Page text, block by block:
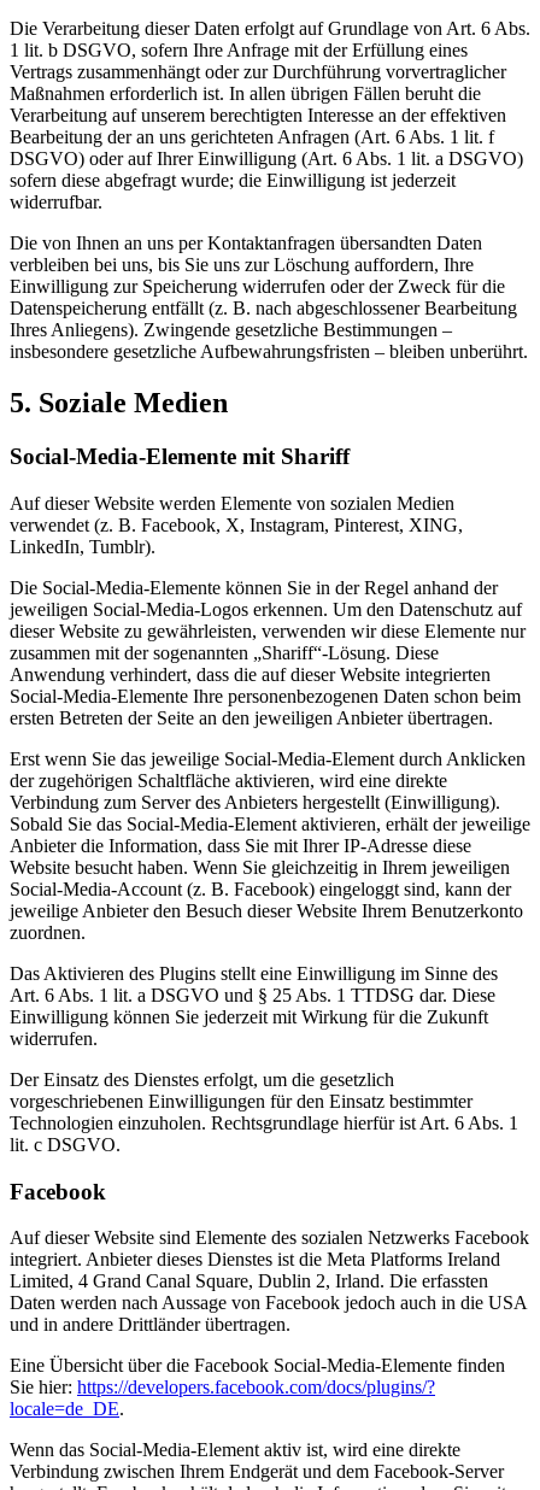
Die Verarbeitung dieser Daten erfolgt auf Grundlage von Art. 6 Abs.
1 lit. b DSGVO, sofern Ihre Anfrage mit der Erfüllung eines
Vertrags zusammenhängt oder zur Durchführung vorvertraglicher
Maßnahmen erforderlich ist. In allen übrigen Fällen beruht die
Verarbeitung auf unserem berechtigten Interesse an der effektiven
Bearbeitung der an uns gerichteten Anfragen (Art. 6 Abs. 1 lit. f
DSGVO) oder auf Ihrer Einwilligung (Art. 6 Abs. 1 lit. a DSGVO)
sofern diese abgefragt wurde; die Einwilligung ist jederzeit
widerrufbar.
Die von Ihnen an uns per Kontaktanfragen übersandten Daten
verbleiben bei uns, bis Sie uns zur Löschung auffordern, Ihre
Einwilligung zur Speicherung widerrufen oder der Zweck für die
Datenspeicherung entfällt (z. B. nach abgeschlossener Bearbeitung
Ihres Anliegens). Zwingende gesetzliche Bestimmungen –
insbesondere gesetzliche Aufbewahrungsfristen – bleiben unberührt.
5. Soziale Medien
Social-Media-Elemente mit Shariff
Auf dieser Website werden Elemente von sozialen Medien
verwendet (z. B. Facebook, X, Instagram, Pinterest, XING,
LinkedIn, Tumblr).
Die Social-Media-Elemente können Sie in der Regel anhand der
jeweiligen Social-Media-Logos erkennen. Um den Datenschutz auf
dieser Website zu gewährleisten, verwenden wir diese Elemente nur
zusammen mit der sogenannten „Shariff“-Lösung. Diese
Anwendung verhindert, dass die auf dieser Website integrierten
Social-Media-Elemente Ihre personenbezogenen Daten schon beim
ersten Betreten der Seite an den jeweiligen Anbieter übertragen.
Erst wenn Sie das jeweilige Social-Media-Element durch Anklicken
der zugehörigen Schaltfläche aktivieren, wird eine direkte
Verbindung zum Server des Anbieters hergestellt (Einwilligung).
Sobald Sie das Social-Media-Element aktivieren, erhält der jeweilige
Anbieter die Information, dass Sie mit Ihrer IP-Adresse diese
Website besucht haben. Wenn Sie gleichzeitig in Ihrem jeweiligen
Social-Media-Account (z. B. Facebook) eingeloggt sind, kann der
jeweilige Anbieter den Besuch dieser Website Ihrem Benutzerkonto
zuordnen.
Das Aktivieren des Plugins stellt eine Einwilligung im Sinne des
Art. 6 Abs. 1 lit. a DSGVO und § 25 Abs. 1 TTDSG dar. Diese
Einwilligung können Sie jederzeit mit Wirkung für die Zukunft
widerrufen.
Der Einsatz des Dienstes erfolgt, um die gesetzlich
vorgeschriebenen Einwilligungen für den Einsatz bestimmter
Technologien einzuholen. Rechtsgrundlage hierfür ist Art. 6 Abs. 1
lit. c DSGVO.
Facebook
Auf dieser Website sind Elemente des sozialen Netzwerks Facebook
integriert. Anbieter dieses Dienstes ist die Meta Platforms Ireland
Limited, 4 Grand Canal Square, Dublin 2, Irland. Die erfassten
Daten werden nach Aussage von Facebook jedoch auch in die USA
und in andere Drittländer übertragen.
Eine Übersicht über die Facebook Social-Media-Elemente finden
Sie hier: https://developers.facebook.com/docs/plugins/?
locale=de_DE.
Wenn das Social-Media-Element aktiv ist, wird eine direkte
Verbindung zwischen Ihrem Endgerät und dem Facebook-Server